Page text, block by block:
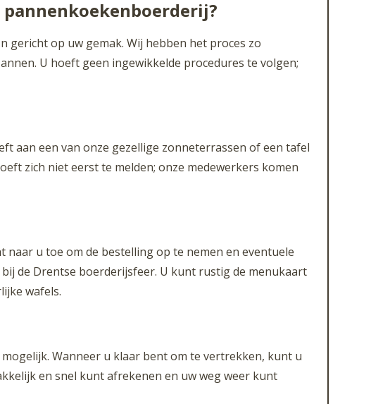
gericht op uw gemak. Wij hebben het proces zo
U hoeft geen ingewikkelde procedures te volgen;
aan een van onze gezellige zonneterrassen of een tafel
zich niet eerst te melden; onze medewerkers komen
u toe om de bestelling op te nemen en eventuele
de Drentse boerderijsfeer. U kunt rustig de menukaart
wafels.
Wanneer u klaar bent om te vertrekken, kunt u
en snel kunt afrekenen en uw weg weer kunt